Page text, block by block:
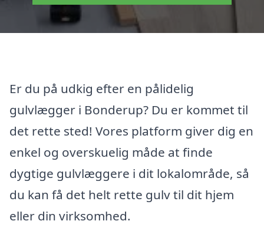
Er du på udkig efter en pålidelig
gulvlægger i Bonderup? Du er kommet til
det rette sted! Vores platform giver dig en
enkel og overskuelig måde at finde
dygtige gulvlæggere i dit lokalområde, så
du kan få det helt rette gulv til dit hjem
eller din virksomhed.